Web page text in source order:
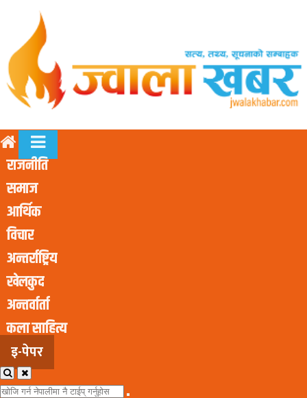
राजनीति
समाज
आर्थिक
विचार
अन्तर्राष्ट्रिय
खेलकुद
अन्तर्वार्ता
कला साहित्य
इ-पेपर